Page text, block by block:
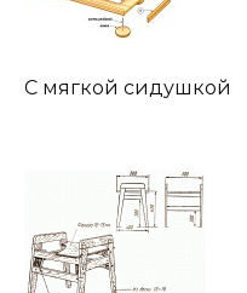
С мягкой сидушкой